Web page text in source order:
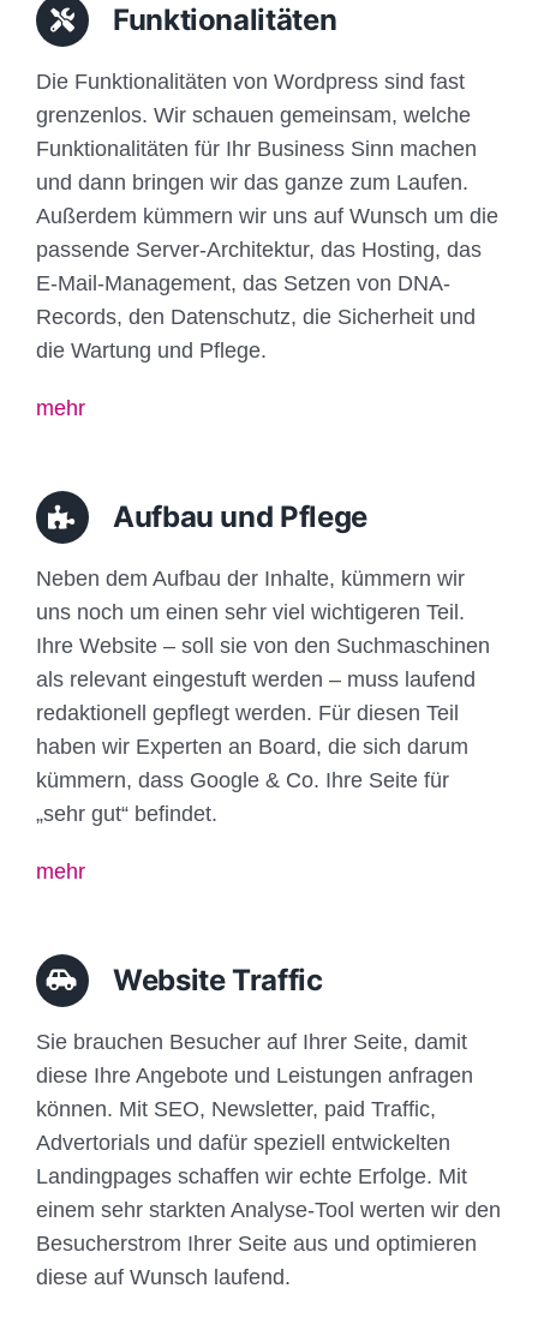
Funktionalitäten
Die Funktionalitäten von Wordpress sind fast
grenzenlos. Wir schauen gemeinsam, welche
Funktionalitäten für Ihr Business Sinn machen
und dann bringen wir das ganze zum Laufen.
Außerdem kümmern wir uns auf Wunsch um die
passende Server-Architektur, das Hosting, das
E-Mail-Management, das Setzen von DNA-
Records, den Datenschutz, die Sicherheit und
die Wartung und Pflege.
mehr
Aufbau und Pflege
Neben dem Aufbau der Inhalte, kümmern wir
uns noch um einen sehr viel wichtigeren Teil.
Ihre Website – soll sie von den Suchmaschinen
als relevant eingestuft werden – muss laufend
redaktionell gepflegt werden. Für diesen Teil
haben wir Experten an Board, die sich darum
kümmern, dass Google & Co. Ihre Seite für
„sehr gut“ befindet.
mehr
Website Traffic
Sie brauchen Besucher auf Ihrer Seite, damit
diese Ihre Angebote und Leistungen anfragen
können. Mit SEO, Newsletter, paid Traffic,
Advertorials und dafür speziell entwickelten
Landingpages schaffen wir echte Erfolge. Mit
einem sehr starkten Analyse-Tool werten wir den
Besucherstrom Ihrer Seite aus und optimieren
diese auf Wunsch laufend.